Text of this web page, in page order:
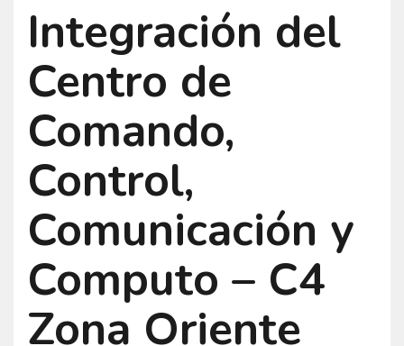
Integración del
Centro de
Comando,
Control,
Comunicación y
Computo – C4
Zona Oriente